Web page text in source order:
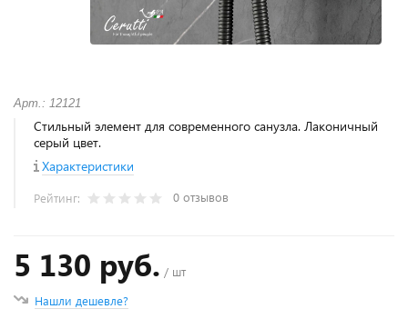
Арт.: 12121
Стильный элемент для современного санузла. Лаконичный
серый цвет.
Характеристики
Рейтинг: 0 отзывов
5 130 руб. / шт
Нашли дешевле?